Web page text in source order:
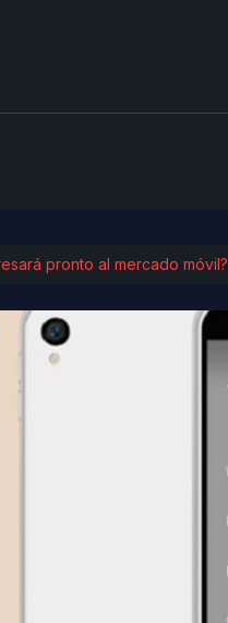
pronto al mercado móvil?